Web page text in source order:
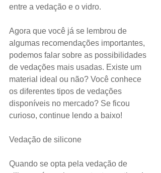
entre a vedação e o vidro.
Agora que você já se lembrou de
algumas recomendações importantes,
podemos falar sobre as possibilidades
de vedações mais usadas. Existe um
material ideal ou não? Você conhece
os diferentes tipos de vedações
disponíveis no mercado? Se ficou
curioso, continue lendo a baixo!
Vedação de silicone
Quando se opta pela vedação de